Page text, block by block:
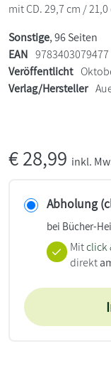
mit CD. 29,7 cm /
Sonstige, 96 Seiten
EAN 9783403079477
Veröffentlicht
Verlag/Hersteller
€28,99 inkl.
Abholung
bei Bücher-
Mitclick
direkt